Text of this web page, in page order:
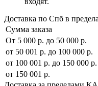
Доставка по Спб в
Сумма заказа
От 5 000 р. до 50 000 р.
от 50 001 р. до 100 000 р.
от 100 001 р. до 150 000 р.
от 150 001 р.